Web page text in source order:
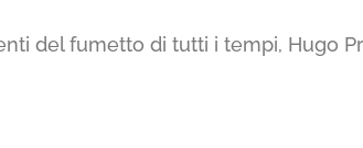
del fumetto di tutti i tempi, Hugo